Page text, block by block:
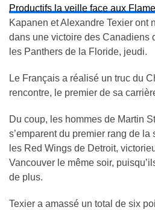
Productifs la veille face aux
Kapanen et Alexandre Texier ont
dans une victoire des Canadiens
les Panthers de la Floride, jeudi.
Le Français a réalisé un truc du
rencontre, le premier de sa
Du coup, les hommes de Martin
s’emparent du premier rang de
les Red Wings de Detroit,
Vancouver le même soir,
de plus.
Texier a amassé un total de six